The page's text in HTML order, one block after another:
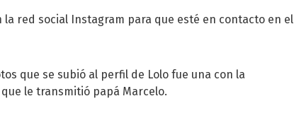
red social Instagram para que esté en contacto en el
que se subió al perfil de Lolo fue una con la
le transmitió papá Marcelo.